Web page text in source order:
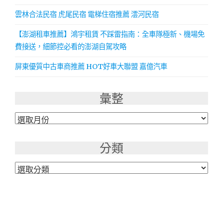
雲林合法民宿 虎尾民宿 電梯住宿推薦 澐河民宿
【澎湖租車推薦】鴻宇租賃 不踩雷指南：全車隊極新、機場免
費接送，細節控必看的澎湖自駕攻略
屏東優質中古車商推薦 HOT好車大聯盟 嘉億汽車
彙整
彙
分類
分